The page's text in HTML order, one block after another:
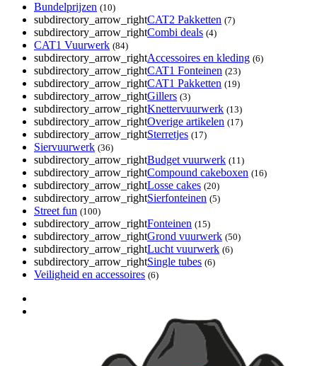
Bundelprijzen (10)
subdirectory_arrow_rightCAT2 Pakketten (7)
subdirectory_arrow_rightCombi deals (4)
CAT1 Vuurwerk (84)
subdirectory_arrow_rightAccessoires en kleding (6)
subdirectory_arrow_rightCAT1 Fonteinen (23)
subdirectory_arrow_rightCAT1 Pakketten (19)
subdirectory_arrow_rightGillers (3)
subdirectory_arrow_rightKnettervuurwerk (13)
subdirectory_arrow_rightOverige artikelen (17)
subdirectory_arrow_rightSterretjes (17)
Siervuurwerk (36)
subdirectory_arrow_rightBudget vuurwerk (11)
subdirectory_arrow_rightCompound cakeboxen (16)
subdirectory_arrow_rightLosse cakes (20)
subdirectory_arrow_rightSierfonteinen (5)
Street fun (100)
subdirectory_arrow_rightFonteinen (15)
subdirectory_arrow_rightGrond vuurwerk (50)
subdirectory_arrow_rightLucht vuurwerk (6)
subdirectory_arrow_rightSingle tubes (6)
Veiligheid en accessoires (6)